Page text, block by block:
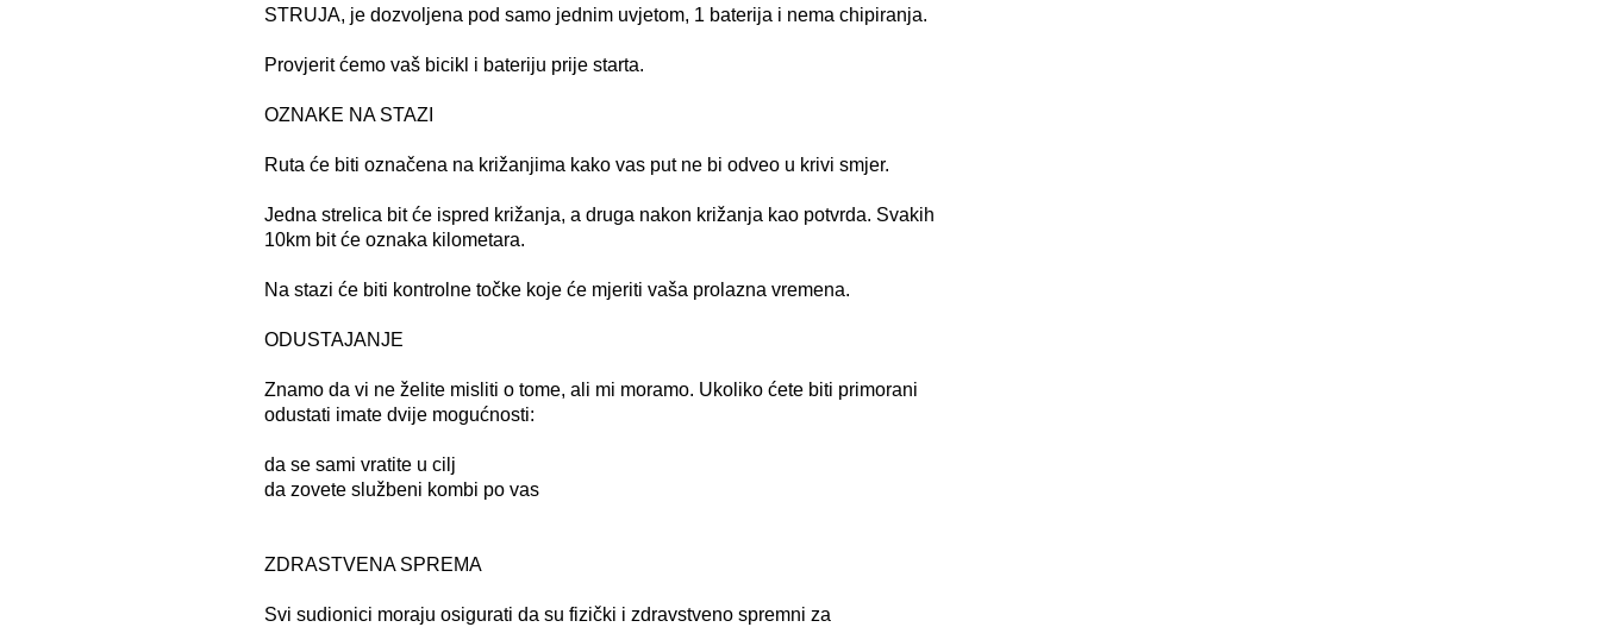
STRUJA, je dozvoljena pod samo jednim uvjetom, 1 baterija i nema chipiranja.
Provjerit ćemo vaš bicikl i bateriju prije starta.
OZNAKE NA STAZI
Ruta će biti označena na križanjima kako vas put ne bi odveo u krivi smjer.
Jedna strelica bit će ispred križanja, a druga nakon križanja kao potvrda. Svakih
10km bit će oznaka kilometara.
Na stazi će biti kontrolne točke koje će mjeriti vaša prolazna vremena.
ODUSTAJANJE
Znamo da vi ne želite misliti o tome, ali mi moramo. Ukoliko ćete biti primorani
odustati imate dvije mogućnosti:
da se sami vratite u cilj
da zovete službeni kombi po vas
ZDRASTVENA SPREMA
Svi sudionici moraju osigurati da su fizički i zdravstveno spremni za